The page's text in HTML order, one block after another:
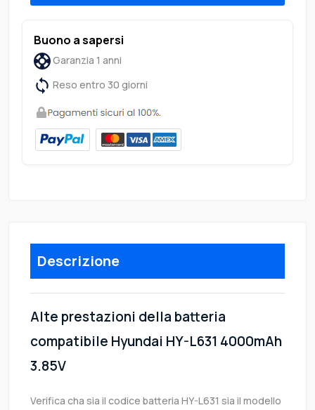
Buono a sapersi
Garanzia 1 anni
Reso entro 30 giorni
Descrizione
Alte prestazioni della batteria
compatibile Hyundai HY-L631 4000mAh
3.85V
Verifica cha sia il codice batteria HY-L631 sia il modello